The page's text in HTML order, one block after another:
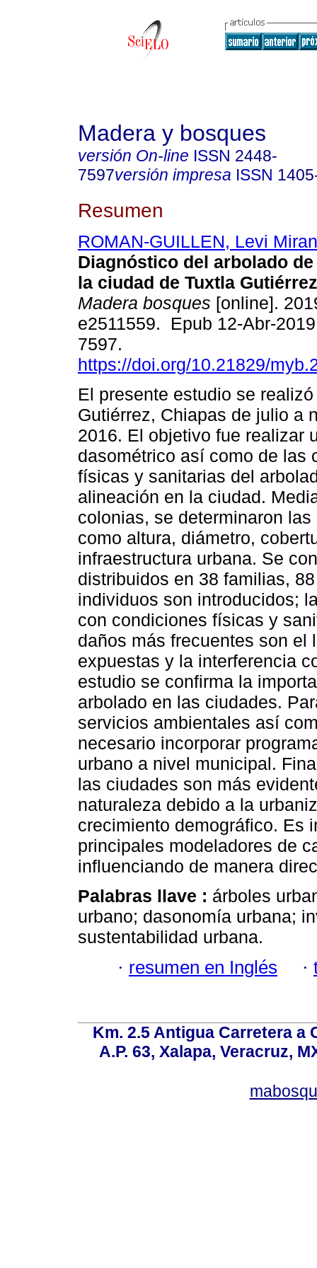
Madera y bosques
versión On-line ISSN 2448-
7597versión impresa ISSN
Resumen
ROMAN-GUILLEN, Levi
Diagnóstico del arbolado
la ciudad de Tuxtla
Madera bosques [online].
e2511559. Epub 12-Abr-
7597.
https://doi.org/10.21829/
El presente estudio se
Gutiérrez, Chiapas de julio a
2016. El objetivo fue realizar
dasométrico así como de las
físicas y sanitarias del
alineación en la ciudad.
colonias, se determinaron
como altura, diámetro,
infraestructura urbana. Se
distribuidos en 38 familias,
individuos son introducidos;
con condiciones físicas y
daños más frecuentes son el
expuestas y la interferencia
estudio se confirma la
arbolado en las ciudades.
servicios ambientales así
necesario incorporar
urbano a nivel municipal.
las ciudades son más
naturaleza debido a la
crecimiento demográfico. Es
principales modeladores de
influenciando de manera
Palabras llave : árboles
urbano; dasonomía urbana;
sustentabilidad urbana.
· resumen en Inglés ·
Km. 2.5 Antigua Carretera a
A.P. 63, Xalapa, Veracruz,